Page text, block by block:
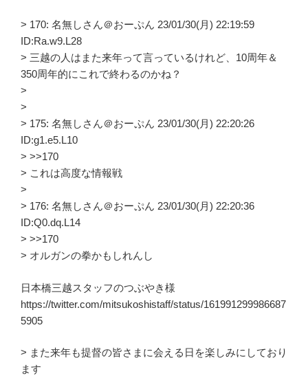
> 170: 名無しさん＠おーぷん 23/01/30(月) 22:19:59
ID:Ra.w9.L28
> 三越の人はまた来年って言っているけれど、10周年＆
350周年的にこれで終わるのかね？
>
>
> 175: 名無しさん＠おーぷん 23/01/30(月) 22:20:26
ID:g1.e5.L10
> >>170
> これは高度な情報戦
>
> 176: 名無しさん＠おーぷん 23/01/30(月) 22:20:36
ID:Q0.dq.L14
> >>170
> オルガンの拳かもしれんし
日本橋三越スタッフのつぶやき様
https://twitter.com/mitsukoshistaff/status/161991299986687
5905
> また来年も提督の皆さまに会える日を楽しみにしており
ます